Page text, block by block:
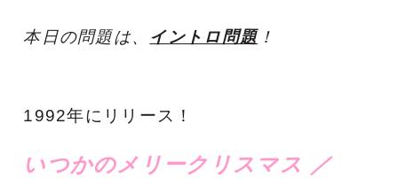
本日の問題は、 イントロ問題 ！
1992年にリリース！
いつかのメリークリスマス ／